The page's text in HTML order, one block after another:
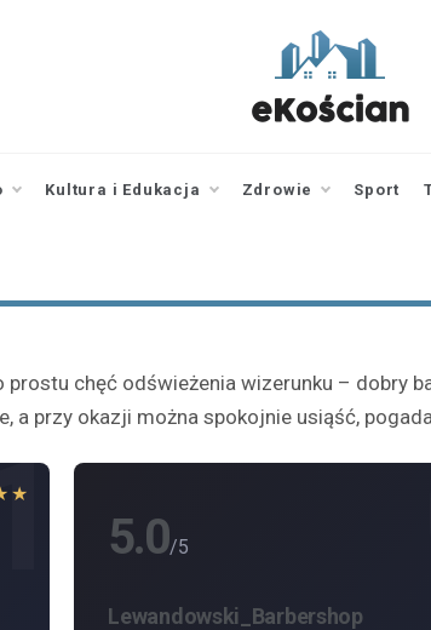
wiadomości |
newsy
Kultura i Edukacja Zdrowie Sport
chęć odświeżenia wizerunku –
a przy okazji można spokojnie usiąść,
5.0/5
Lewandowski_Barbershop